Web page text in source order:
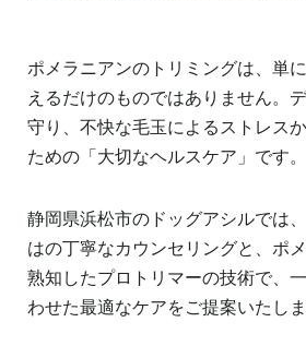
ポメラニアンのトリミングは、単
えるだけのものではありません。
守り、不快な毛玉によるストレス
ための「大切なヘルスケア」です。
静岡県浜松市のドッグアシルでは
はの丁寧なカウンセリングと、ポ
熟知したプロトリマーの技術で、
わせた最適なケアをご提案いたしま